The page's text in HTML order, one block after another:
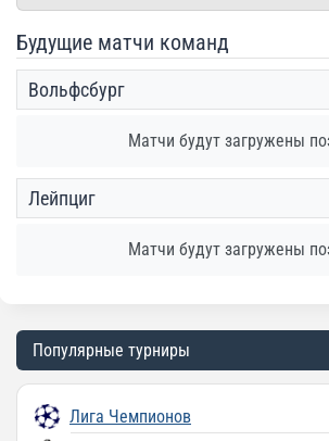
Будущие матчи команд
Вольфсбург
Матчи будут загружены
Лейпциг
Матчи будут загружены
Популярные турниры
Лига Чемпионов